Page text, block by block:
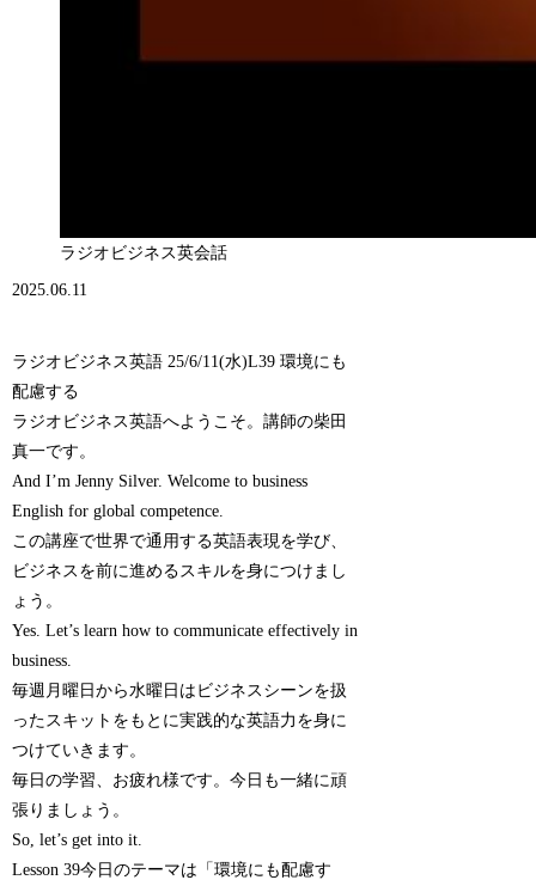
ラジオビジネス英会話
2025.06.11
ラジオビジネス英語 25/6/11(水)L39 環境にも
配慮する
ラジオビジネス英語へようこそ。講師の柴田
真一です。
And I’m Jenny Silver. Welcome to business
English for global competence.
この講座で世界で通用する英語表現を学び、
ビジネスを前に進めるスキルを身につけまし
ょう。
Yes. Let’s learn how to communicate effectively in
business.
毎週月曜日から水曜日はビジネスシーンを扱
ったスキットをもとに実践的な英語力を身に
つけていきます。
毎日の学習、お疲れ様です。今日も一緒に頑
張りましょう。
So, let’s get into it.
Lesson 39今日のテーマは「環境にも配慮す